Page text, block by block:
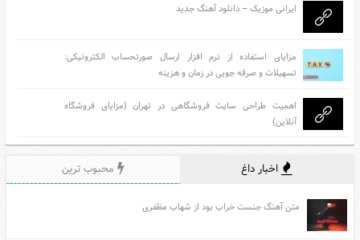
ایرانی موزیک – دانلود آهنگ جدید
مزایای استفاده از نرم افزار ارسال صورتحساب الکترونیکی:
تسهیلات و صرفه جویی در زمان و هزینه
اهمیت طراحی سایت فروشگاهی در تهران (مزایای فروشگاه
آنلاین)
اخبار داغ محبوب ترین
متن آهنگ جنست خراب بود از شهاب مظفری